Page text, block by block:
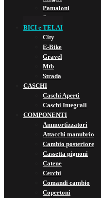
Pantaloni
Scarpe
BICI e TELAI
City
E-Bike
Gravel
Mtb
Strada
CASCHI
Caschi Aperti
Caschi Integrali
COMPONENTI
Ammortizzatori
Attacchi manubrio
Cambio posteriore
Cassetta pignoni
Catene
Cerchi
Comandi cambio
Copertoni